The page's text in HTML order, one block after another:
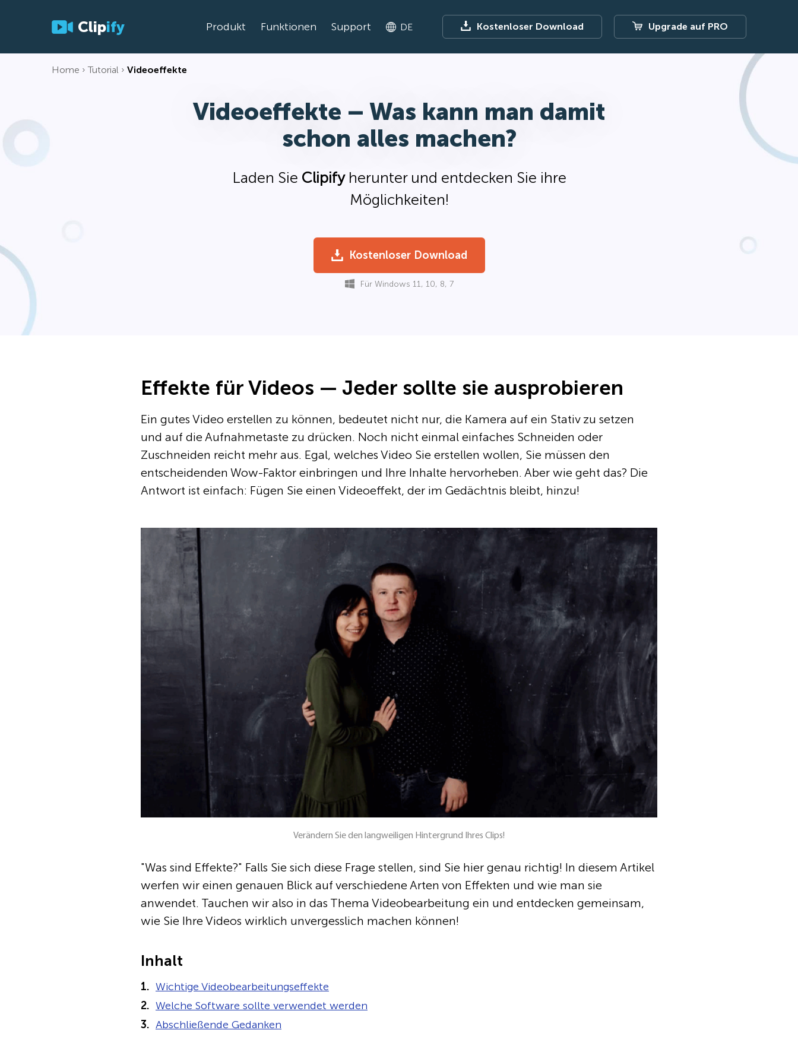
Clipify Produkt Funktionen Support DE Kostenloser Download Upgrade auf PRO
Home Tutorial Videoeffekte
Videoeffekte – Was kann man damit
schon alles machen?
Laden Sie Clipifyherunter und entdecken Sie ihre
Möglichkeiten!
Kostenloser Download
Für Windows 11, 10, 8, 7
Effekte für Videos — Jeder sollte sie ausprobieren
Ein gutes Video erstellen zu können, bedeutet nicht nur, die Kamera auf ein Stativ zu setzen
und auf die Aufnahmetaste zu drücken. Noch nicht einmal einfaches Schneiden oder
Zuschneiden reicht mehr aus. Egal, welches Video Sie erstellen wollen, Sie müssen den
entscheidenden Wow-Faktor einbringen und Ihre Inhalte hervorheben. Aber wie geht das? Die
Antwort ist einfach: Fügen Sie einen Videoeffekt, der im Gedächtnis bleibt, hinzu!
Verändern Sie den langweiligen Hintergrund Ihres Clips!
"Was sind Effekte?" Falls Sie sich diese Frage stellen, sind Sie hier genau richtig! In diesem Artikel
werfen wir einen genauen Blick auf verschiedene Arten von Effekten und wie man sie
anwendet. Tauchen wir also in das Thema Videobearbeitung ein und entdecken gemeinsam,
wie Sie Ihre Videos wirklich unvergesslich machen können!
Inhalt
Wichtige Videobearbeitungseffekte
Welche Software sollte verwendet werden
Abschließende Gedanken